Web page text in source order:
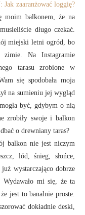
zaaranżować loggię?
moim balkonem, że na
długo czekać.
miejski letni ogród, bo
zimie. Na Instagramie
tarasu zrobione w
się spodobała moja
na sumieniu jej wygląd
być, gdybym o nią
zrobiły swoje i balkon
o drewniany taras?
balkon nie jest niczym
lód, śnieg, słońce,
wystarczająco dobrze
Wydawało mi się, że ta
jest to banalnie proste.
dokładnie deski,